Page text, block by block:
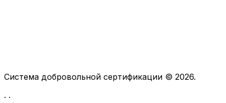
Система добровольной сертификации © 2026.
. .